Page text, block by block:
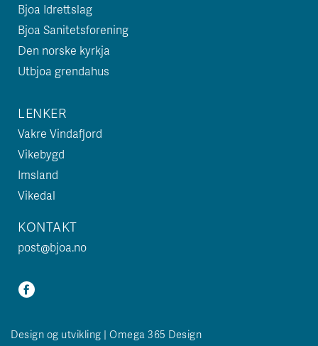
Bjoa Idrettslag
Bjoa Sanitetsforening
Den norske kyrkja
Utbjoa grendahus
LENKER
Vakre Vindafjord
Vikebygd
Imsland
Vikedal
KONTAKT
post@bjoa.no
Design og utvikling | Omega 365 Design